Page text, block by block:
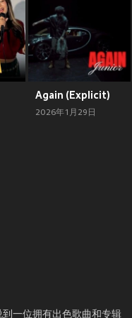
Again (Explicit)
2026年1月29日
一位拥有出色歌曲和专辑